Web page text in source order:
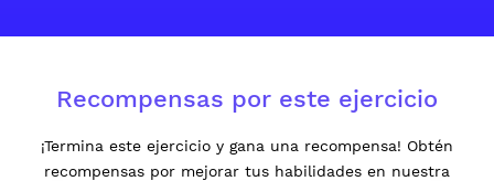
Recompensas por este ejercicio
¡Termina este ejercicio y gana una recompensa! Obtén
recompensas por mejorar tus habilidades en nuestra